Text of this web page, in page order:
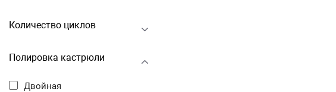
Количество циклов
Полировка кастрюли
Двойная